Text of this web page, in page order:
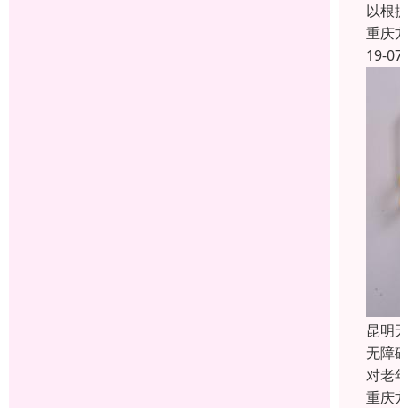
以根
重庆
19-
昆明
无障
对老
重庆